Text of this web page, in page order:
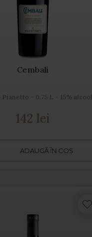
Cembali
Pianetto - 0.75 L - 15% alcool
142 lei
ADAUGĂ ÎN COȘ